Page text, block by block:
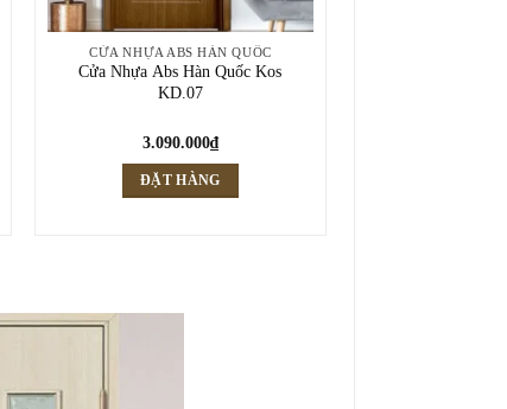
CỬA NHỰA ABS HÀN QUỐC
Cửa Nhựa Abs Hàn Quốc Kos
KD.07
3.090.000₫
ĐẶT HÀNG